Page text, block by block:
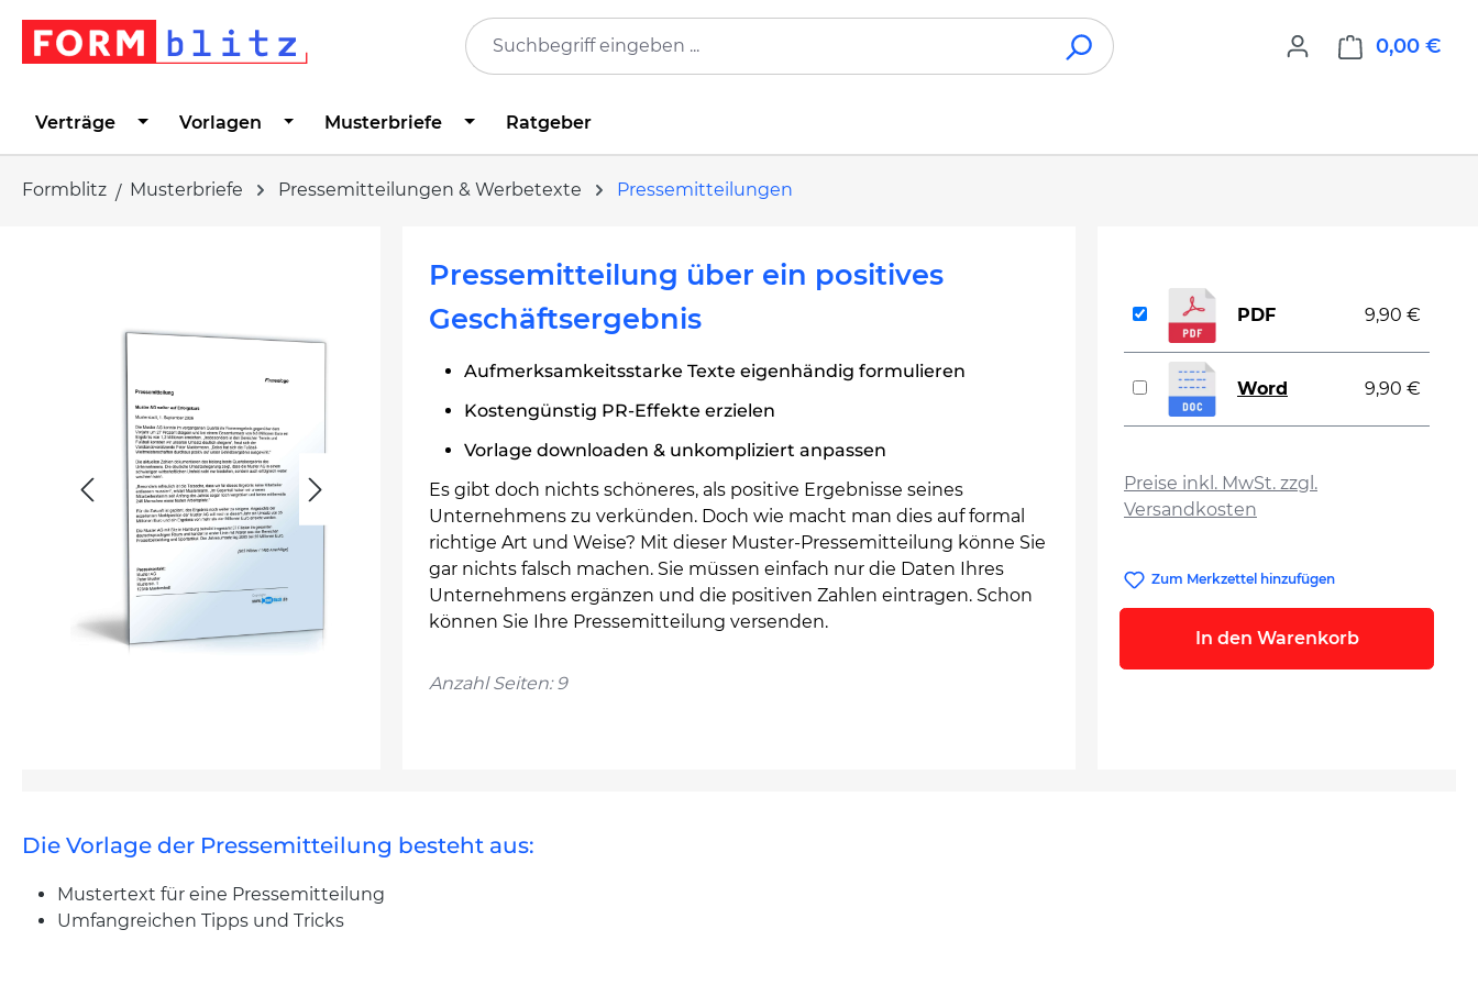
Zur Hauptnavigation springen
0,00 €
Verträge Vorlagen Musterbriefe Ratgeber
Formblitz Musterbriefe Pressemitteilungen & Werbetexte Pressemitteilungen
Pressemitteilung über ein positives
Geschäftsergebnis
Aufmerksamkeitsstarke Texte eigenhändig formulieren
Kostengünstig PR-Effekte erzielen
Vorlage downloaden & unkompliziert anpassen
Es gibt doch nichts schöneres, als positive Ergebnisse seines
Unternehmens zu verkünden. Doch wie macht man dies auf formal
richtige Art und Weise? Mit dieser Muster-Pressemitteilung könne Sie
gar nichts falsch machen. Sie müssen einfach nur die Daten Ihres
Unternehmens ergänzen und die positiven Zahlen eintragen. Schon
können Sie Ihre Pressemitteilung versenden.
Anzahl Seiten: 9
Preise inkl. MwSt. zzgl.
Versandkosten
PDF 9,90 €
Word 9,90 €
Zum Merkzettel hinzufügen
In den Warenkorb
Die Vorlage der Pressemitteilung besteht aus:
Mustertext für eine Pressemitteilung
Umfangreichen Tipps und Tricks